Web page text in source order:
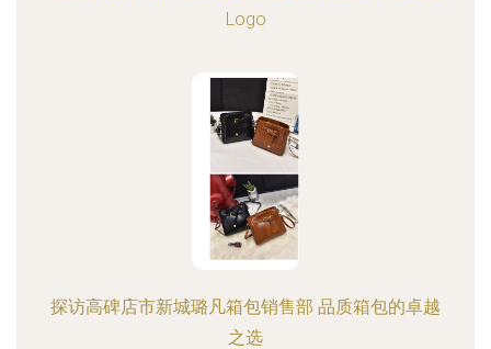
Logo
探访高碑店市新城璐凡箱包销售部 品质箱包的卓越
之选